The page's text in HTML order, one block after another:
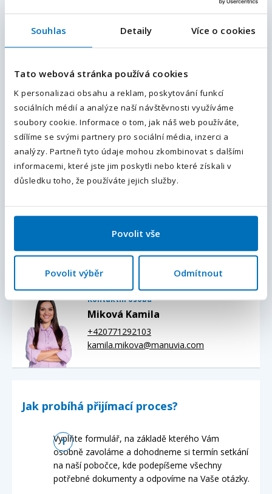
Souhlas Detaily Více o cookies
Tato webová stránka používá cookies
K personalizaci obsahu a reklam, poskytování funkcí
sociálních médií a analýze naší návštěvnosti využíváme
soubory cookie. Informace o tom, jak náš web používáte,
sdílíme se svými partnery pro sociální média, inzerci a
analýzy. Partneři tyto údaje mohou zkombinovat s dalšími
informacemi, které jste jim poskytli nebo které získali v
důsledku toho, že používáte jejich služby.
Povolit vše
Povolit výběr Odmítnout
Doplňující informace (poznámka)
Přiložte váš životopis
Chci dostávat podobné nabídky a novinky do e-mailu.
Souhlasím se
zpracováním osobních údajů
Pole označená*jsou povinná.
Odpovědět na nabídku
Kontaktní osoba
Miková Kamila
+420771292103
kamila.mikova@manuvia.com
Jak probíhá přijímací proces?
Vyplňte formulář, na základě kterého Vám
osobně zavoláme a dohodneme si termín setkání
na naší pobočce, kde podepíšeme všechny
potřebné dokumenty a odpovíme na Vaše otázky.
E-mailová adresa
Váš telefon*
Předvolba
Odesláním souhlasíte sezpracováním osobních údajů.
Odeslat